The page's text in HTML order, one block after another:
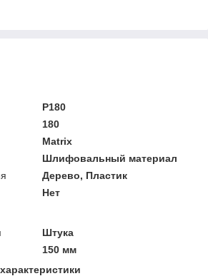
P180
180
Matrix
Шлифовальный материал
Дерево, Пластик
Нет
Штука
150 мм